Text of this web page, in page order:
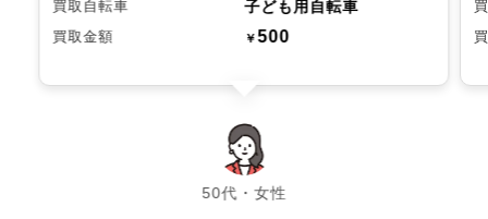
買取自転車 子ども用自転車
買取金額 ￥500
50代・女性
chevron_left chevron_right